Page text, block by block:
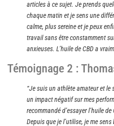
articles à ce sujet. Je prends
chaque matin et je sens une
calme, plus sereine et je peux
travail sans être constamment
anxieuses. L’huile de CBD a
Témoignage 2 :
“Je suis un athlète amateur et
un impact négatif sur mes
recommandé d’essayer l’huile
Depuis que je l’utilise, je me